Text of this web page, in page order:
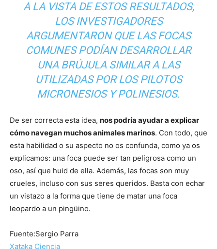
A LA VISTA DE ESTOS RESULTADOS,
LOS INVESTIGADORES
ARGUMENTARON QUE LAS FOCAS
COMUNES PODÍAN DESARROLLAR
UNA BRÚJULA SIMILAR A LAS
UTILIZADAS POR LOS PILOTOS
MICRONESIOS Y POLINESIOS.
De ser correcta esta idea, nos podría ayudar a explicar
cómo navegan muchos animales marinos. Con todo, que
esta habilidad o su aspecto no os confunda, como ya os
explicamos: una foca puede ser tan peligrosa como un
oso, así que huid de ella. Además, las focas son muy
crueles, incluso con sus seres queridos. Basta con echar
un vistazo a la forma que tiene de matar una foca
leopardo a un pingüino.
Fuente:Sergio Parra
Xataka Ciencia